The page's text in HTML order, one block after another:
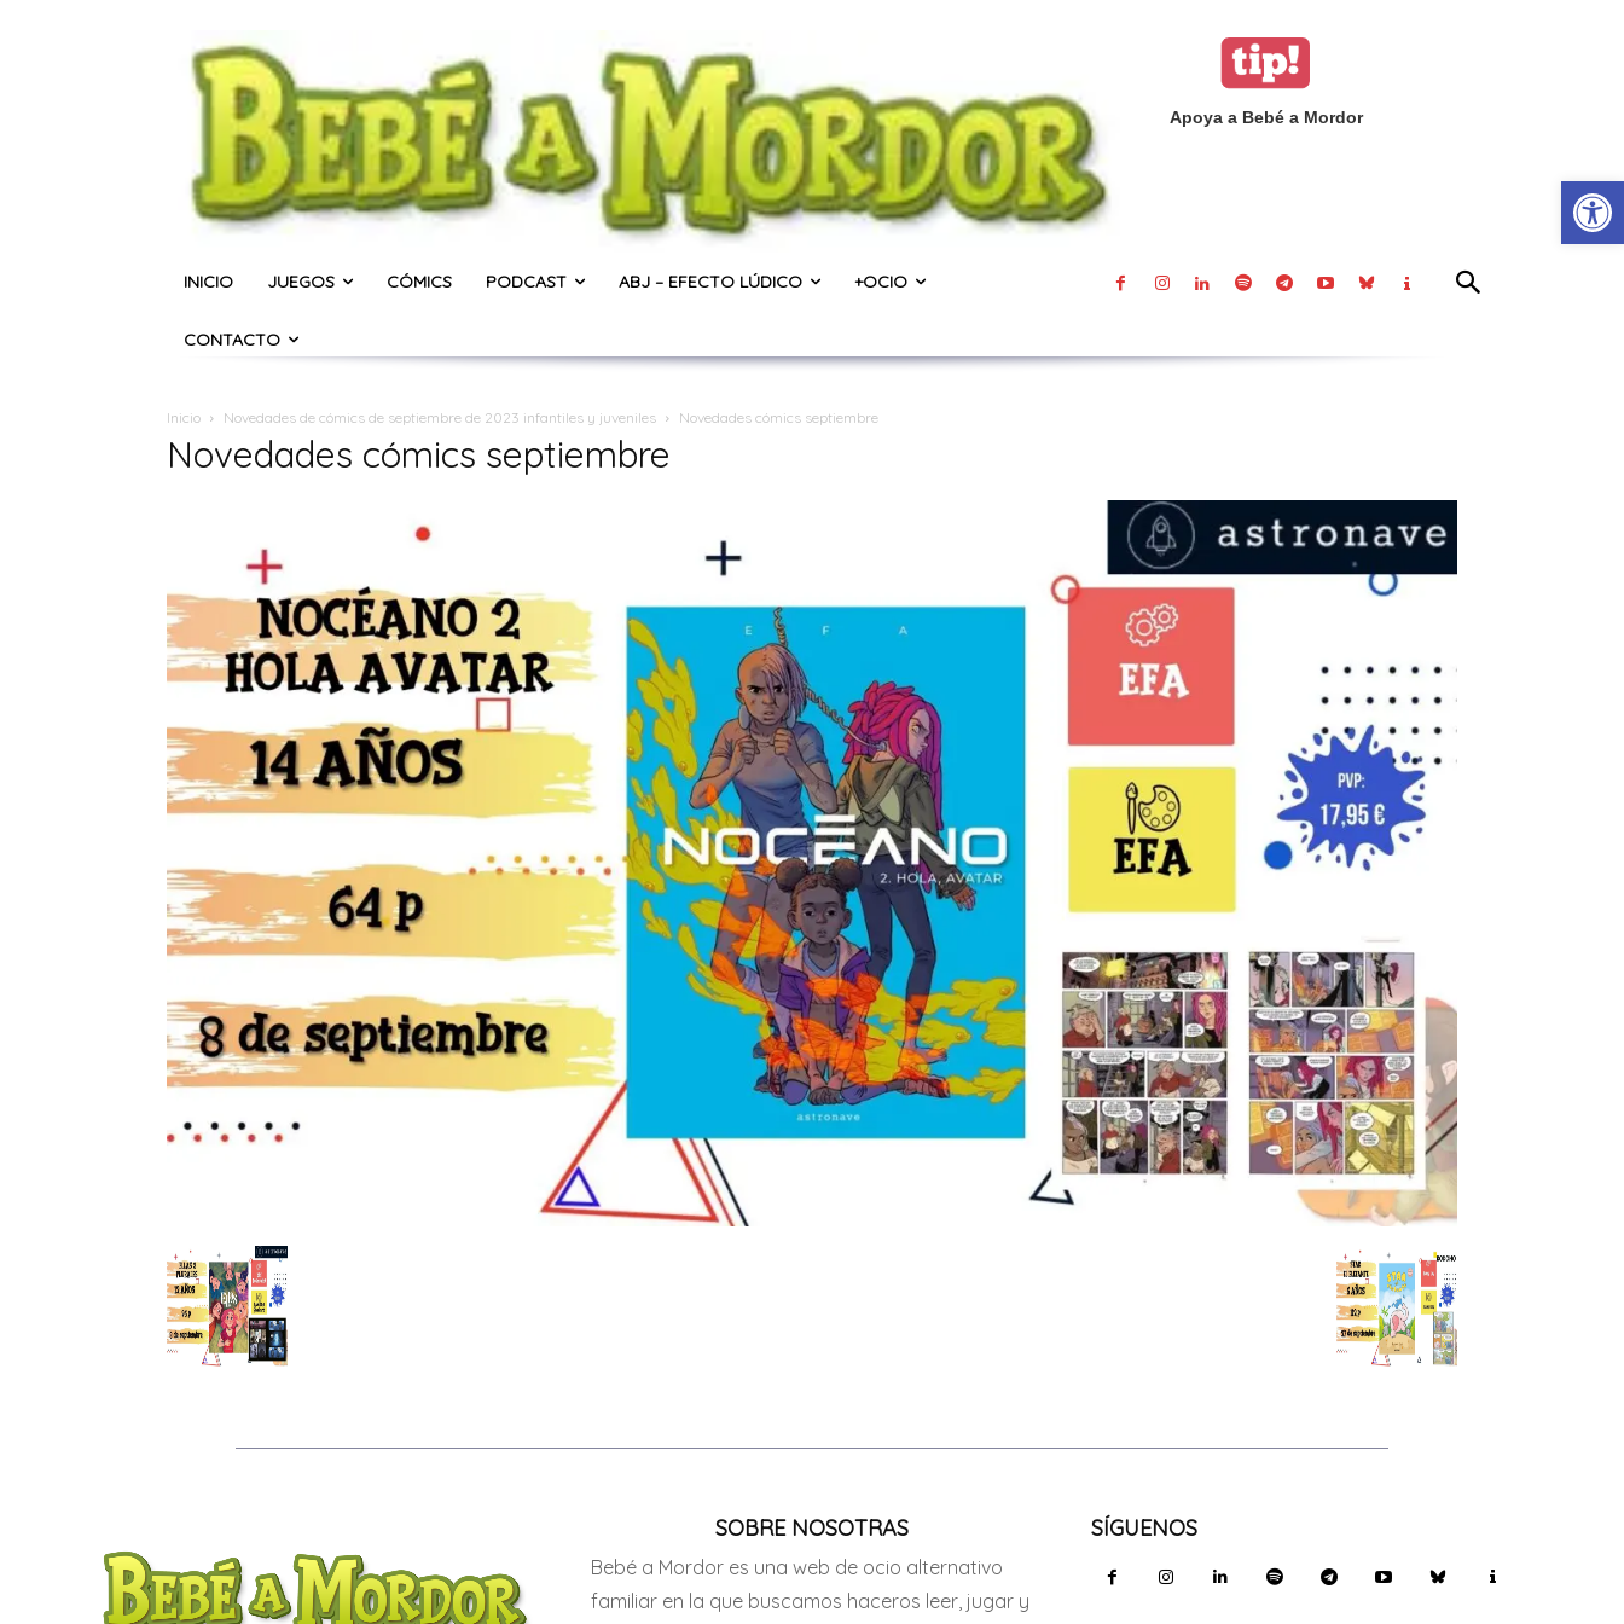
Apoya a Bebé a Mordor
INICIO JUEGOS CÓMICS PODCAST ABJ – EFECTO LÚDICO +OCIO
CONTACTO
Inicio Novedades de cómics de septiembre de 2023 infantiles y juveniles Novedades cómics septiembre
Novedades cómics septiembre
SOBRE NOSOTRAS
Bebé a Mordor es una web de ocio alternativo
familiar en la que buscamos haceros leer, jugar y
SÍGUENOS